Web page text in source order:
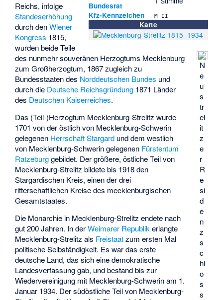
Bundesrat
Kfz-Kennzeichen M II
Karte
N
e
u
s
tr
el
it
z
e
r
R
e
si
d
e
n
z
s
c
hl
o
s
s
Reichs, infolge
Standeserhöhung
durch denWiener
Kongress 1815,
wurden beide Teile
des nunmehr souveränen Herzogtums Mecklenburg
zum Großherzogtum, 1867 zugleich zu
Bundesstaaten des Norddeutschen Bundes und
durch die Deutsche Reichsgründung 1871 Länder
des Deutschen Kaiserreiches.
Das (Teil-)Herzogtum Mecklenburg-Strelitz wurde
1701 von der östlich von Mecklenburg-Schwerin
gelegenen Herrschaft Stargard und dem westlich
von Mecklenburg-Schwerin gelegenen Fürstentum
Ratzeburggebildet. Der größere, östliche Teil von
Mecklenburg-Strelitz bildete bis 1918 den
Stargardischen Kreis, einen der drei
ritterschaftlichen Kreise des mecklenburgischen
Gesamtstaates.
Die Monarchie in Mecklenburg-Strelitz endete nach
gut 200 Jahren. In derWeimarer Republik erlangte
Mecklenburg-Strelitz als Freistaatzum ersten Mal
politische Selbständigkeit. Es war das erste
deutsche Land, das sich eine demokratische
Landesverfassung gab, und bestand bis zur
Wiedervereinigung mit Mecklenburg-Schwerin am 1.
Januar 1934. Der südöstliche Teil von Mecklenburg-